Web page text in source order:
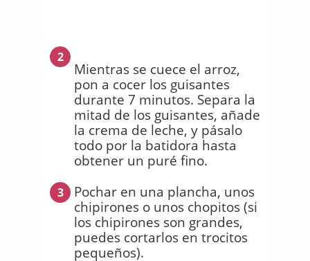
2
Mientras se cuece el arroz,
pon a cocer los guisantes
durante 7 minutos. Separa la
mitad de los guisantes, añade
la crema de leche, y pásalo
todo por la batidora hasta
obtener un puré fino.
3
Pochar en una plancha, unos
chipirones o unos chopitos (si
los chipirones son grandes,
puedes cortarlos en trocitos
pequeños).